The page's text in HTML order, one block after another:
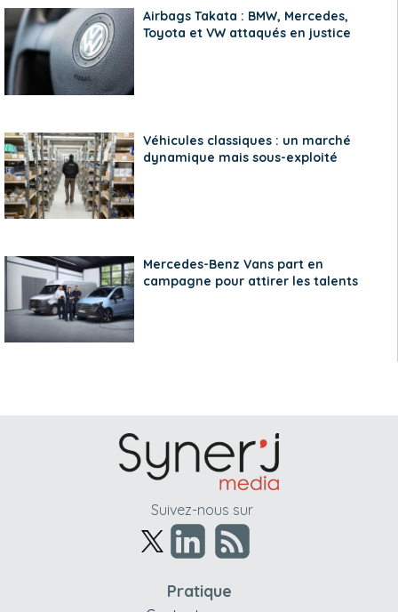
Airbags Takata : BMW, Mercedes,
Toyota et VW attaqués en justice
Véhicules classiques : un marché
dynamique mais sous-exploité
Mercedes-Benz Vans part en
campagne pour attirer les talents
Suivez-nous sur
Pratique